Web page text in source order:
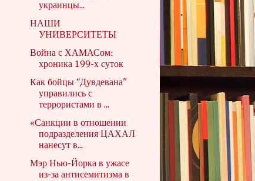
украинцы...
НАШИ
УНИВЕРСИТЕТЫ
Война с ХАМАСом:
хроника 199-х суток
Как бойцы “Дувдевана”
управились с
террористами в ...
«Санкции в отношении
подразделения ЦАХАЛ
нанесут в...
Мэр Нью-Йорка в ужасе
из-за антисемитизма в